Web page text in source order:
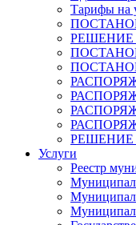
Тарифы на
РЕШЕНИЕ
РЕШЕНИЕ
Услуги
Реестр